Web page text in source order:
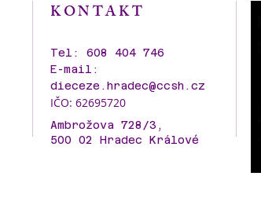
KONTAKT
Tel: 608 404 746
E-mail:
dieceze.hradec@ccsh.cz
IČO: 62695720
Ambrožova 728/3,
500 02 Hradec Králové